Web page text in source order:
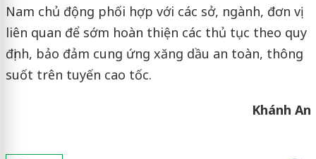
Nam chủ động phối hợp với các sở, ngành, đơn vị
liên quan để sớm hoàn thiện các thủ tục theo quy
định, bảo đảm cung ứng xăng dầu an toàn, thông
suốt trên tuyến cao tốc.
Khánh An